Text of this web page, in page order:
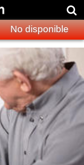
No disponible